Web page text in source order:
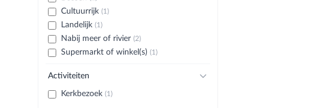
Cultuurrijk (1)
Landelijk (1)
Nabij meer of rivier (2)
Supermarkt of winkel(s) (1)
Activiteiten
Kerkbezoek (1)